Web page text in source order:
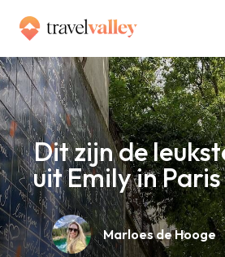
Home » Dit zijn de leukste locaties uit Emily in Paris seizoen 3
Dit zijn de
uit Emily in
Marloes de Hooge